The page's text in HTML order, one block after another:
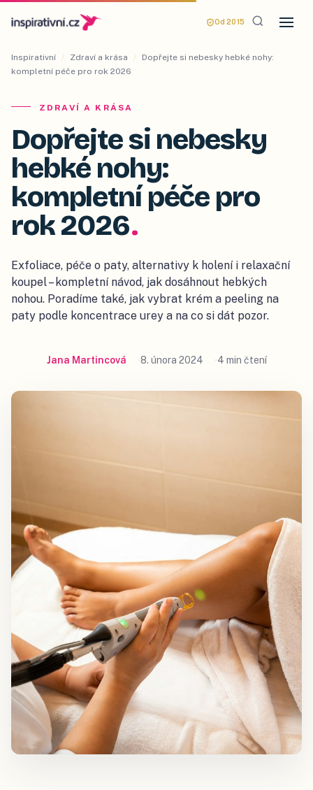
Od 2015
Inspirativní / Zdraví a krása /
Dopřejte si nebesky hebké nohy:
kompletní péče pro rok 2026
ZDRAVÍ A KRÁSA
Dopřejte si nebesky
hebké nohy:
kompletní péče pro
rok 2026.
Exfoliace, péče o paty, alternativy k holení i relaxační
koupel – kompletní návod, jak dosáhnout hebkých
nohou. Poradíme také, jak vybrat krém a peeling na
paty podle koncentrace urey a na co si dát pozor.
Jana Martincová 8. února 2024 4 min čtení